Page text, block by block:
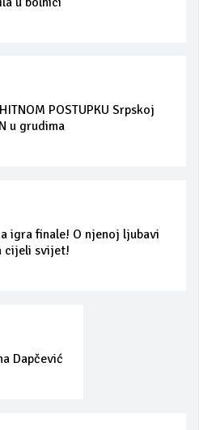
POSTUPKU Srpskoj
u grudima
igra finale! O njenoj ljubavi
cijeli svijet!
Dapčević